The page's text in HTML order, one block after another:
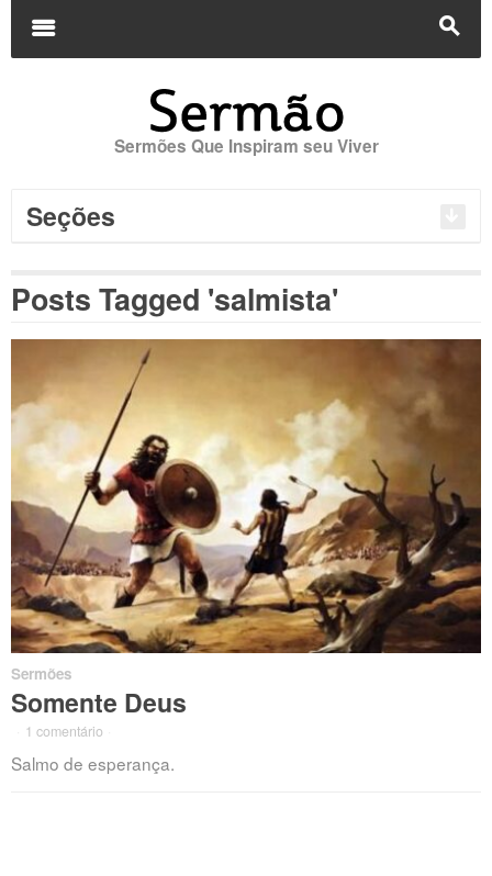
s
m
Sermões Que Inspiram seu Viver
Seções
Posts Tagged 'salmista'
Sermões
Somente Deus
1 comentário
Salmo de esperança.